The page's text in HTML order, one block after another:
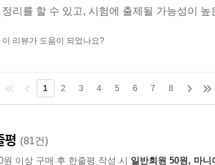
정리를 할 수 있고, 시험에 출제될 가능성이
이 리뷰가 도움이 되었나요?
1 2 3 4 5 6 7 8
평 (81건)
원 이상 구매 후 한줄평 작성 시 일반회원 50원, 마니